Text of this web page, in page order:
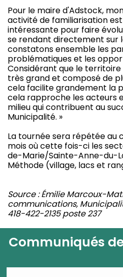
Pour le maire d'Adstock,
activité de familiarisation
intéressante pour faire
se rendant directement sur
constatons ensemble les
problématiques et les
Considérant que le
très grand et composé de
cela facilite grandement la
cela rapproche les acteurs
milieu qui contribuent au
Municipalité. »
La tournée sera répétée au
mois où cette fois-ci les
de-Marie/Sainte-Anne-du-
Méthode (village, lacs et
Source : Émilie Marcoux-
communications,
418-422-2135 poste 237
Communiqués